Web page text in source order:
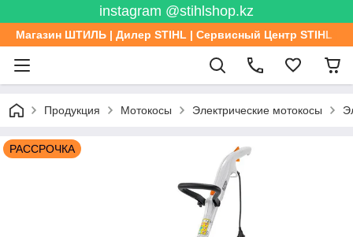
instagram @stihlshop.kz
Магазин ШТИЛЬ | Дилер STIHL | Сервисный Центр STIHL
Продукция Мотокосы Электрические мотокосы
РАССРОЧКА